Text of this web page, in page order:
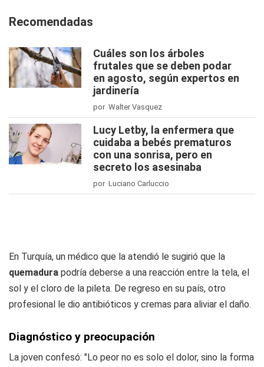
Recomendadas
Cuáles son los árboles
frutales que se deben podar
en agosto, según expertos en
jardinería
por Walter Vasquez
Lucy Letby, la enfermera que
cuidaba a bebés prematuros
con una sonrisa, pero en
secreto los asesinaba
por Luciano Carluccio
En Turquía, un médico que la atendió le sugirió que la
quemadura podría deberse a una reacción entre la tela, el
sol y el cloro de la pileta. De regreso en su país, otro
profesional le dio antibióticos y cremas para aliviar el daño.
Diagnóstico y preocupación
La joven confesó: "Lo peor no es solo el dolor, sino la forma